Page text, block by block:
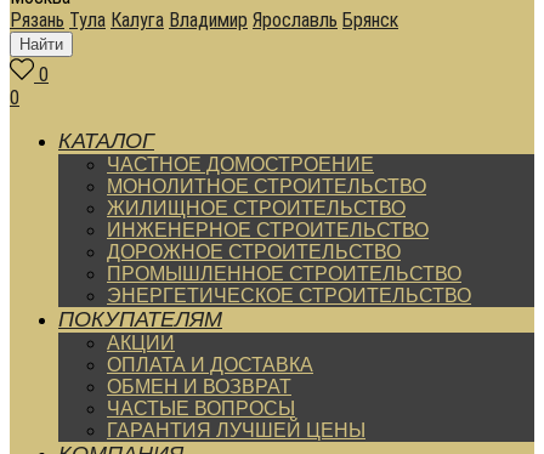
Рязань Тула Калуга Владимир Ярославль Брянск
Найти
0
0
КАТАЛОГ
ЧАСТНОЕ ДОМОСТРОЕНИЕ
МОНОЛИТНОЕ СТРОИТЕЛЬСТВО
ЖИЛИЩНОЕ СТРОИТЕЛЬСТВО
ИНЖЕНЕРНОЕ СТРОИТЕЛЬСТВО
ДОРОЖНОЕ СТРОИТЕЛЬСТВО
ПРОМЫШЛЕННОЕ СТРОИТЕЛЬСТВО
ЭНЕРГЕТИЧЕСКОЕ СТРОИТЕЛЬСТВО
ПОКУПАТЕЛЯМ
АКЦИИ
ОПЛАТА И ДОСТАВКА
ОБМЕН И ВОЗВРАТ
ЧАСТЫЕ ВОПРОСЫ
ГАРАНТИЯ ЛУЧШЕЙ ЦЕНЫ